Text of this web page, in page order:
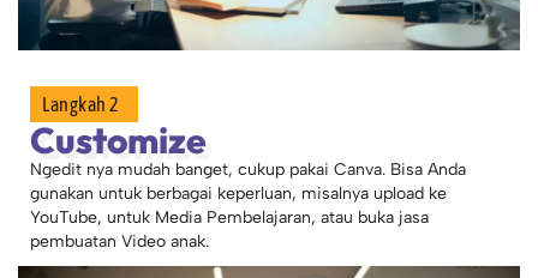
Langkah 2
Customize
Ngedit nya mudah banget, cukup pakai Canva. Bisa Anda
gunakan untuk berbagai keperluan, misalnya upload ke
YouTube, untuk Media Pembelajaran, atau buka jasa
pembuatan Video anak.